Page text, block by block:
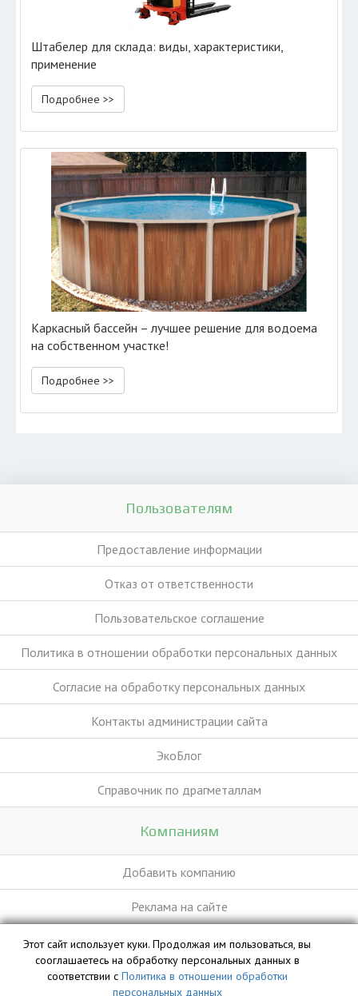
Штабелер для склада: виды, характеристики,
применение
Подробнее >>
Каркасный бассейн – лучшее решение для водоема
на собственном участке!
Подробнее >>
Пользователям
Предоставление информации
Отказ от ответственности
Пользовательское соглашение
Политика в отношении обработки персональных данных
Согласие на обработку персональных данных
Контакты администрации сайта
ЭкоБлог
Справочник по драгметаллам
Компаниям
Добавить компанию
Реклама на сайте
База данных сайта vyvoz.org является интеллектуальной
собственностью ООО «Профит» и охраняется законом.
Этот сайт использует куки. Продолжая им пользоваться, вы
сооглашаетесь на обработку персональных данных в
соответствии с Политика в отношении обработки
персональных данных